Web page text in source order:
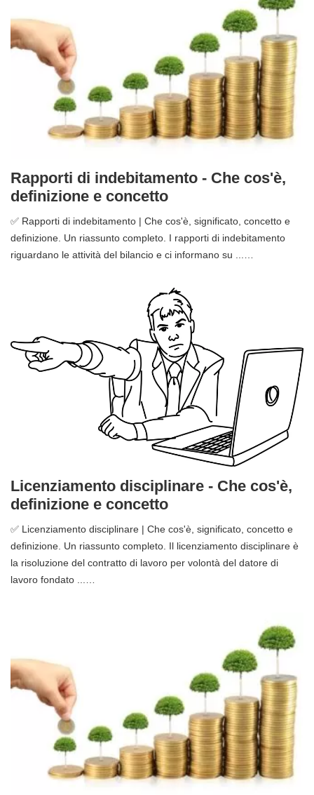
Rapporti di indebitamento - Che cos'è,
definizione e concetto
✅ Rapporti di indebitamento | Che cos'è, significato, concetto e
definizione. Un riassunto completo. I rapporti di indebitamento
riguardano le attività del bilancio e ci informano su ...…
Licenziamento disciplinare - Che cos'è,
definizione e concetto
✅ Licenziamento disciplinare | Che cos'è, significato, concetto e
definizione. Un riassunto completo. Il licenziamento disciplinare è
la risoluzione del contratto di lavoro per volontà del datore di
lavoro fondato ...…